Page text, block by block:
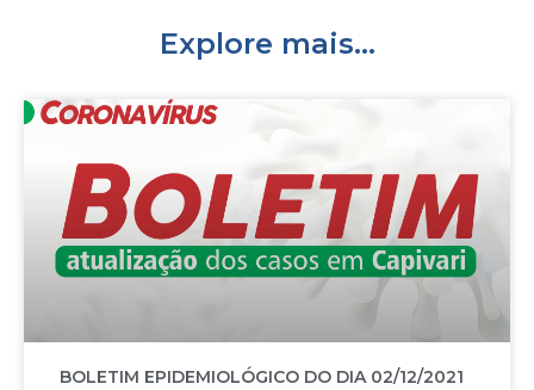
Explore mais...
BOLETIM EPIDEMIOLÓGICO DO DIA 02/12/2021